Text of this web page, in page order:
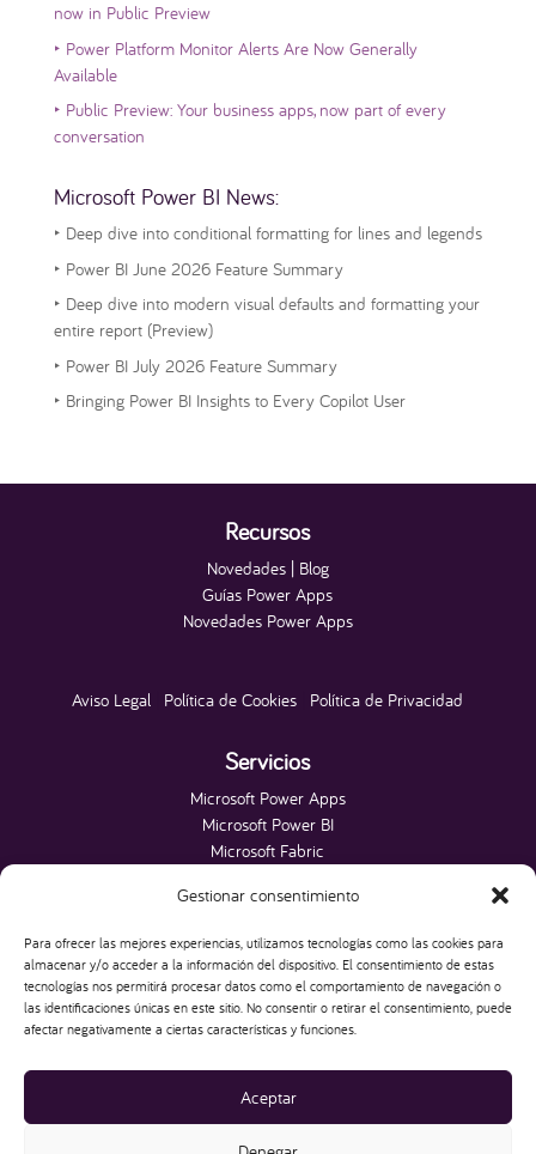
Gestionar consentimiento
Para ofrecer las mejores experiencias, utilizamos tecnologías como las cookies para
almacenar y/o acceder a la información del dispositivo. El consentimiento de estas
tecnologías nos permitirá procesar datos como el comportamiento de navegación o
las identificaciones únicas en este sitio. No consentir o retirar el consentimiento, puede
afectar negativamente a ciertas características y funciones.
Aceptar
now in Public Preview
‣ Power Platform Monitor Alerts Are Now Generally
Available
‣ Public Preview: Your business apps, now part of every
conversation
Microsoft Power BI News:
‣ Deep dive into conditional formatting for lines and legends
‣ Power BI June 2026 Feature Summary
‣ Deep dive into modern visual defaults and formatting your
entire report (Preview)
‣ Power BI July 2026 Feature Summary
‣ Bringing Power BI Insights to Every Copilot User
Recursos
Novedades | Blog
Guías Power Apps
Novedades Power Apps
Aviso Legal Política de Cookies Política de Privacidad
Servicios
Microsoft Power Apps
Microsoft Power BI
Microsoft Fabric
Microsoft SQL Server
Web para Alojamientos
HAKO IT
Creamos Apps, Dashboards y Sitios Web que
impulsan tu Empresa